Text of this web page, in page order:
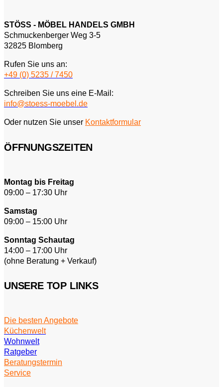
STÖSS - MÖBEL HANDELS GMBH
Schmuckenberger Weg 3-5
32825 Blomberg
Rufen Sie uns an:
+49 (0) 5235 / 7450
Schreiben Sie uns eine E-Mail:
info@stoess-moebel.de
Oder nutzen Sie unser Kontaktformular
ÖFFNUNGSZEITEN
Montag bis Freitag
09:00 – 17:30 Uhr
Samstag
09:00 – 15:00 Uhr
Sonntag Schautag
14:00 – 17:00 Uhr
(ohne Beratung + Verkauf)
UNSERE TOP LINKS
Die besten Angebote
Küchenwelt
Wohnwelt
Ratgeber
Beratungstermin
Service